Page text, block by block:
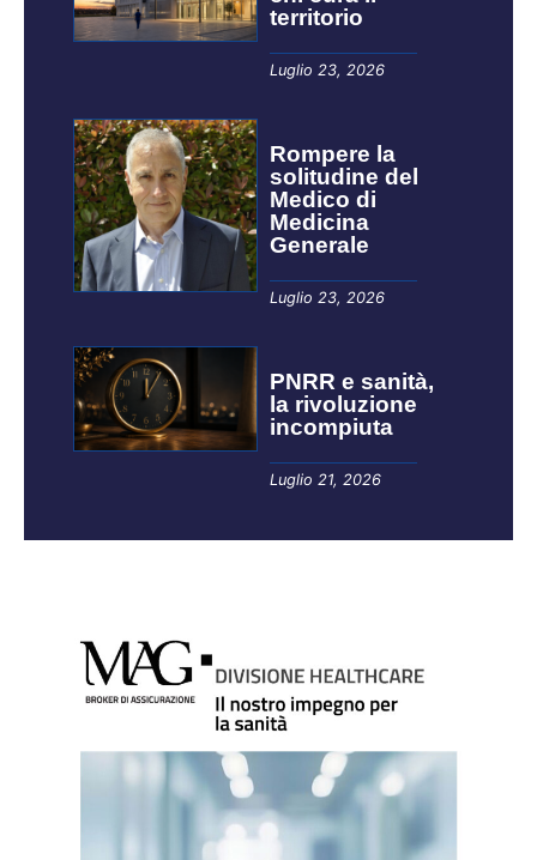
territorio
Luglio 23, 2026
Rompere la
solitudine del
Medico di
Medicina
Generale
Luglio 23, 2026
PNRR e sanità,
la rivoluzione
incompiuta
Luglio 21, 2026